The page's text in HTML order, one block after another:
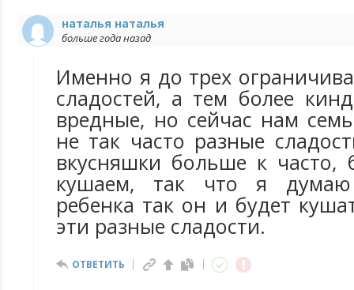
наталья наталья
больше года назад
Именно я до трех
сладостей, а тем более
вредные, но сейчас нам
не так часто разные
вкусняшки больше к часто,
кушаем, так что я
ребенка так он и будет
эти разные сладости.
ОТВЕТИТЬ